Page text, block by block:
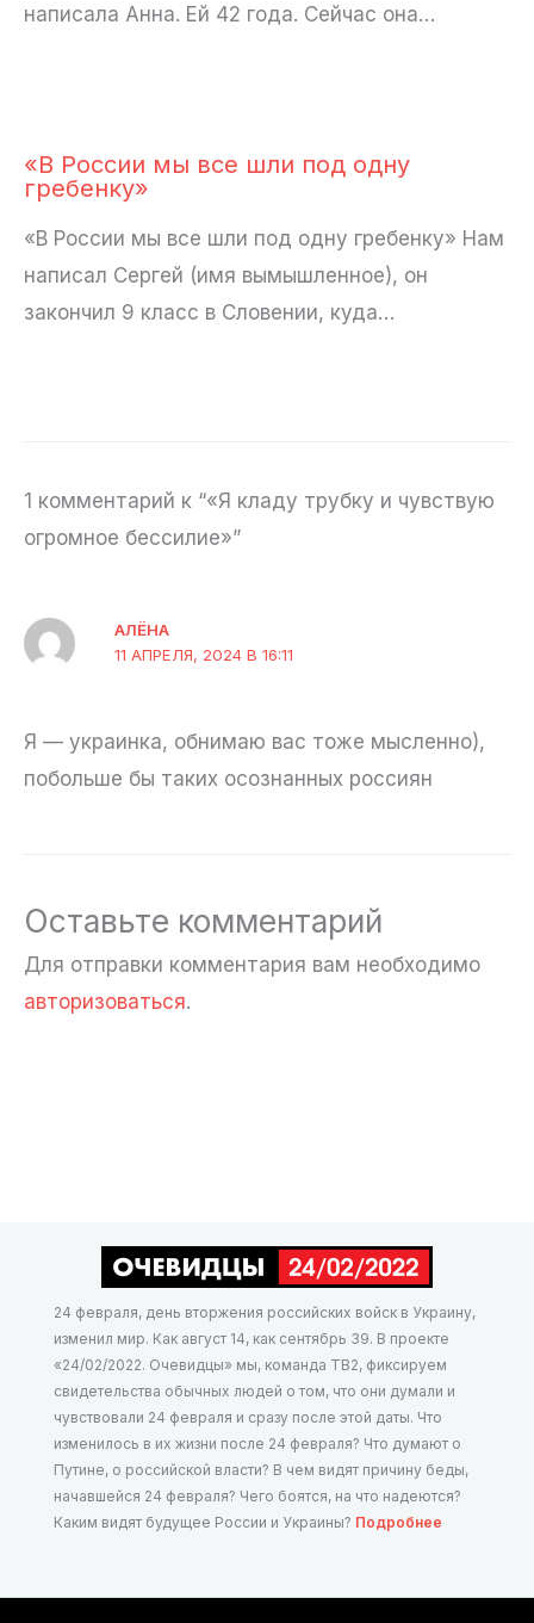
написала Анна. Ей 42 года. Сейчас она…
«В России мы все шли под одну
гребенку»
«В России мы все шли под одну гребенку» Нам
написал Сергей (имя вымышленное), он
закончил 9 класс в Словении, куда…
1 комментарий к “«Я кладу трубку и чувствую
огромное бессилие»”
АЛЁНА
11 АПРЕЛЯ, 2024 В 16:11
Я — украинка, обнимаю вас тоже мысленно),
побольше бы таких осознанных россиян
Оставьте комментарий
Для отправки комментария вам необходимо
авторизоваться.
24 февраля, день вторжения российских войск в Украину,
изменил мир. Как август 14, как сентябрь 39. В проекте
«24/02/2022. Очевидцы» мы, команда ТВ2, фиксируем
свидетельства обычных людей о том, что они думали и
чувствовали 24 февраля и сразу после этой даты. Что
изменилось в их жизни после 24 февраля? Что думают о
Путине, о российской власти? В чем видят причину беды,
начавшейся 24 февраля? Чего боятся, на что надеются?
Каким видят будущее России и Украины? Подробнее